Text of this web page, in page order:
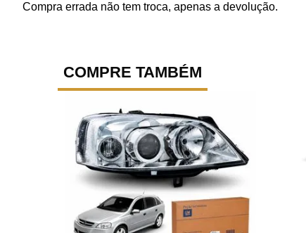
Compra errada não tem troca, apenas a devolução.
COMPRE TAMBÉM